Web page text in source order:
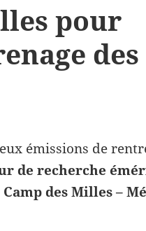
pour
des
émissions de
de recherche
des Milles –